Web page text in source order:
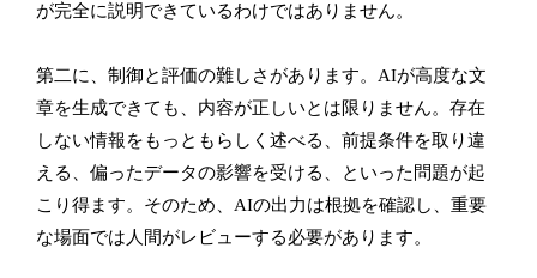
が完全に説明できているわけではありません。
第二に、制御と評価の難しさがあります。AIが高度な文
章を生成できても、内容が正しいとは限りません。存在
しない情報をもっともらしく述べる、前提条件を取り違
える、偏ったデータの影響を受ける、といった問題が起
こり得ます。そのため、AIの出力は根拠を確認し、重要
な場面では人間がレビューする必要があります。